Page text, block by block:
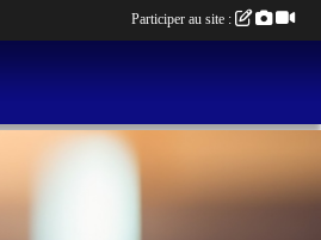
Participer au site :